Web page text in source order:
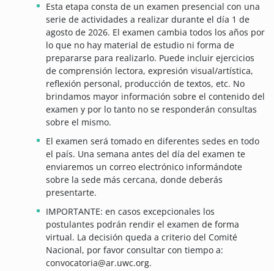
Esta etapa consta de un examen presencial con una
serie de actividades a realizar durante el día 1 de
agosto de 2026. El examen cambia todos los años por
lo que no hay material de estudio ni forma de
prepararse para realizarlo. Puede incluir ejercicios
de comprensión lectora, expresión visual/artística,
reflexión personal, producción de textos, etc. No
brindamos mayor información sobre el contenido del
examen y por lo tanto no se responderán consultas
sobre el mismo.
El examen será tomado en diferentes sedes en todo
el país. Una semana antes del día del examen te
enviaremos un correo electrónico informándote
sobre la sede más cercana, donde deberás
presentarte.
IMPORTANTE: en casos excepcionales los
postulantes podrán rendir el examen de forma
virtual. La decisión queda a criterio del Comité
Nacional, por favor consultar con tiempo a:
convocatoria@ar.uwc.org.